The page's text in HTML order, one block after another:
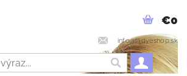
info@ladyeshop.sk
€0